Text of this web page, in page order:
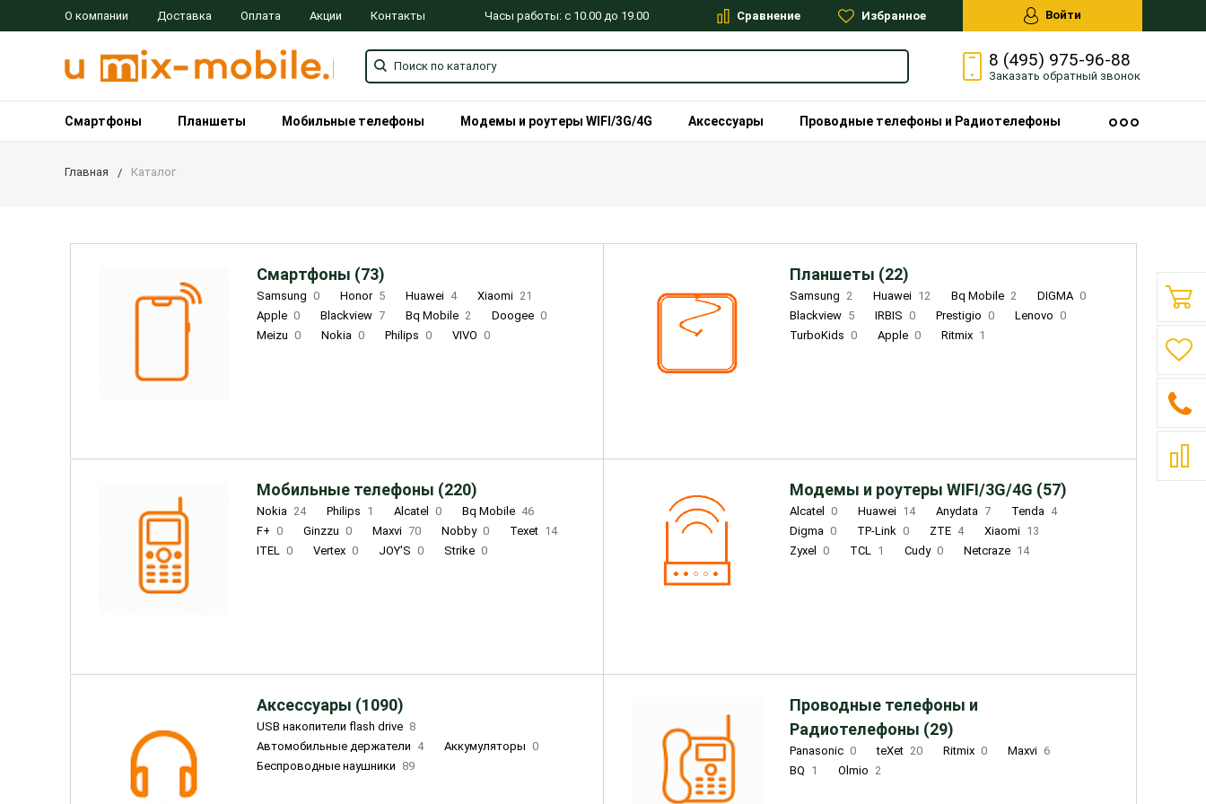
О компании Доставка Оплата Акции Контакты Часы работы: с 10.00 до 19.00 Сравнение Избранное Войти
8 (495) 975-96-88
Заказать обратный звонок
Смартфоны Планшеты Мобильные телефоны Модемы и роутеры WIFI/3G/4G Аксессуары Проводные телефоны и Радиотелефоны
Главная Каталог
Смартфоны (73)
Samsung 0 Honor 5 Huawei 4 Xiaomi 21
Apple 0 Blackview 7 Bq Mobile 2 Doogee 0
Meizu 0 Nokia 0 Philips 0 VIVO 0
Планшеты (22)
Samsung 2 Huawei 12 Bq Mobile 2 DIGMA 0
Blackview 5 IRBIS 0 Prestigio 0 Lenovo 0
TurboKids 0 Apple 0 Ritmix 1
Мобильные телефоны (220)
Nokia 24 Philips 1 Alcatel 0 Bq Mobile 46
F+ 0 Ginzzu 0 Maxvi 70 Nobby 0 Texet 14
ITEL 0 Vertex 0 JOY'S 0 Strike 0
Модемы и роутеры WIFI/3G/4G (57)
Alcatel 0 Huawei 14 Anydata 7 Tenda 4
Digma 0 TP-Link 0 ZTE 4 Xiaomi 13
Zyxel
0 TCL 1 Cudy 0 Netcraze 14
Аксессуары (1090)
USB накопители flash drive 8
Автомобильные держатели 4 Аккумуляторы 0
Беспроводные наушники 89
Проводные телефоны и
Радиотелефоны (29)
Panasonic 0 teXet 20 Ritmix 0 Maxvi 6
BQ 1 Olmio 2